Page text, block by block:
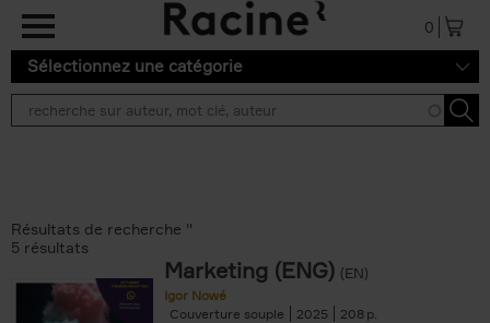
Aller au contenu principal
0
Sélectionnez une catégorie
Résultats de recherche ''
5 résultats
Marketing (ENG) (EN)
Igor Nowé
Couverture souple
2025 208